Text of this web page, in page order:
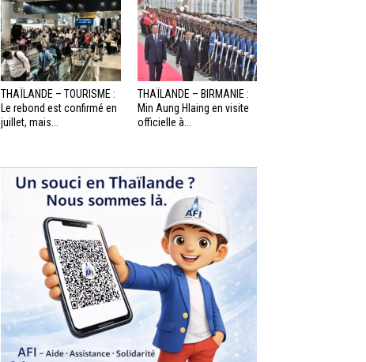
THAÏLANDE – TOURISME :
Le rebond est confirmé en
juillet, mais...
THAÏLANDE – BIRMANIE :
Min Aung Hlaing en visite
officielle à...